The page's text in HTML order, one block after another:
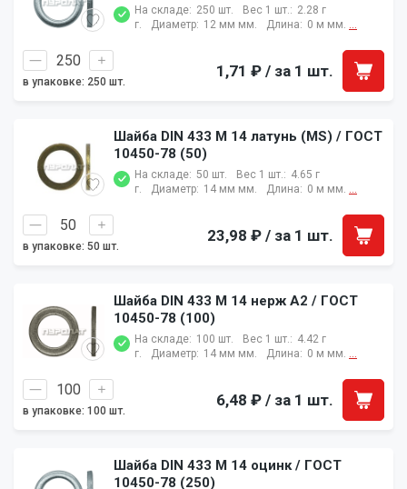
На складе: 250 шт. Вес 1 шт.: 2.28 г
г.
Диаметр: 12 мм мм. Длина: 0 м мм. ...
в упаковке: 250 шт.
1,71 ₽ / за 1 шт.
Шайба DIN 433 M 14 латунь (MS) / ГОСТ
10450-78 (50)
На складе: 50 шт. Вес 1 шт.: 4.65 г
г.
Диаметр: 14 мм мм. Длина: 0 м мм. ...
в упаковке: 50 шт.
23,98 ₽ / за 1 шт.
Шайба DIN 433 M 14 нерж A2 / ГОСТ
10450-78 (100)
На складе: 100 шт. Вес 1 шт.: 4.42 г
г.
Диаметр: 14 мм мм. Длина: 0 м мм. ...
в упаковке: 100 шт.
6,48 ₽ / за 1 шт.
Шайба DIN 433 M 14 оцинк / ГОСТ
10450-78 (250)